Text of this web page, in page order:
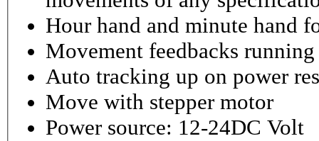
Hour hand and minute hand
Movement feedbacks
Auto tracking up on power
Move with stepper motor
Power source: 12-24DC Volt